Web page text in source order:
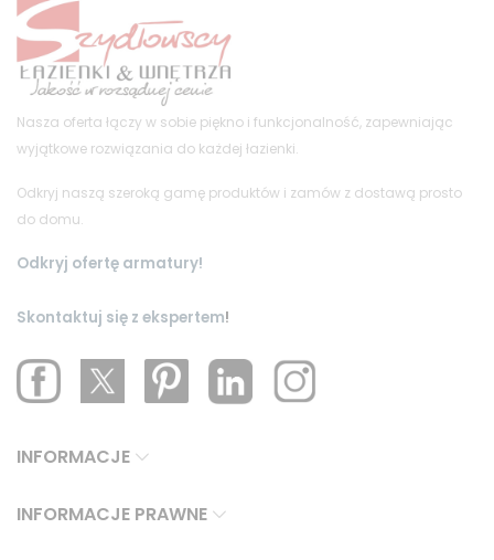
Nasza oferta łączy w sobie piękno i funkcjonalność, zapewniając
wyjątkowe rozwiązania do każdej łazienki.
Odkryj naszą szeroką gamę produktów i zamów z dostawą prosto
do domu.
Odkryj ofertę armatury!
Skontaktuj się z ekspertem!
INFORMACJE
INFORMACJE PRAWNE